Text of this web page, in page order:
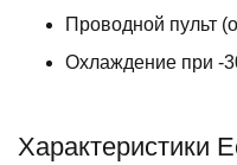
Проводной пульт
Охлаждение при -
Характеристики